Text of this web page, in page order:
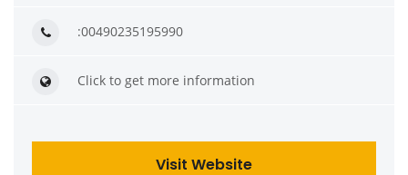
:00490235195990
Click to get more information
Visit Website